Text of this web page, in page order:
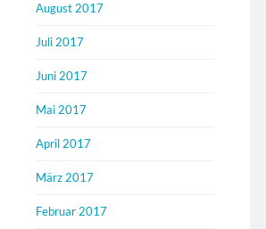
August 2017
Juli 2017
Juni 2017
Mai 2017
April 2017
März 2017
Februar 2017